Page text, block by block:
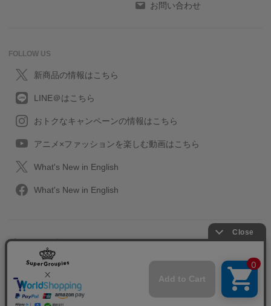
お問い合わせ
FOLLOW US
新商品の情報はこちら
LINE＠はこちら
おトクなキャンペーンの情報はこちら
アニメ×ファッションを楽しむ動画はこちら
What's New in English
What's New in English
プライバシーポリシー
特定取引に関する法律
会社情報/採用情報